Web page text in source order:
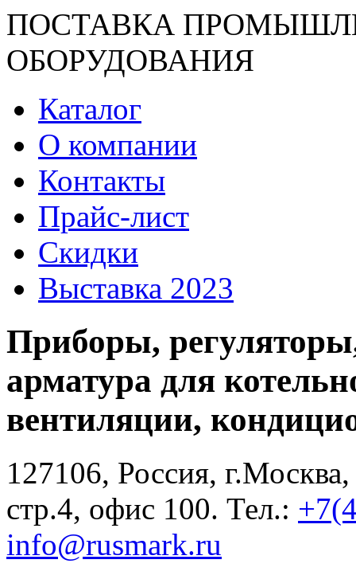
ПОСТАВКА
ОБОРУДОВАНИЯ
Каталог
О компании
Контакты
Прайс-лист
Скидки
Выставка 2023
Приборы,
арматура для
вентиляции,
127106, Россия,
стр.4, офис 100. Тел.:
info@rusmark.ru